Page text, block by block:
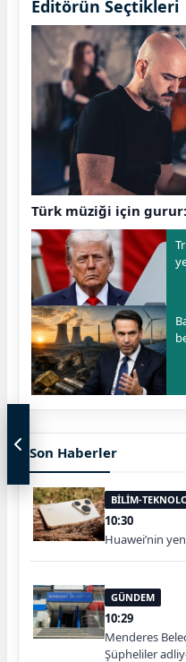
Editörün Seçtikleri
Türk müziği için gurur:
Son Haberler
BİLİM-
10:30
Huawei’nin
GÜNDEM
10:29
Menderes
Şüpheliler